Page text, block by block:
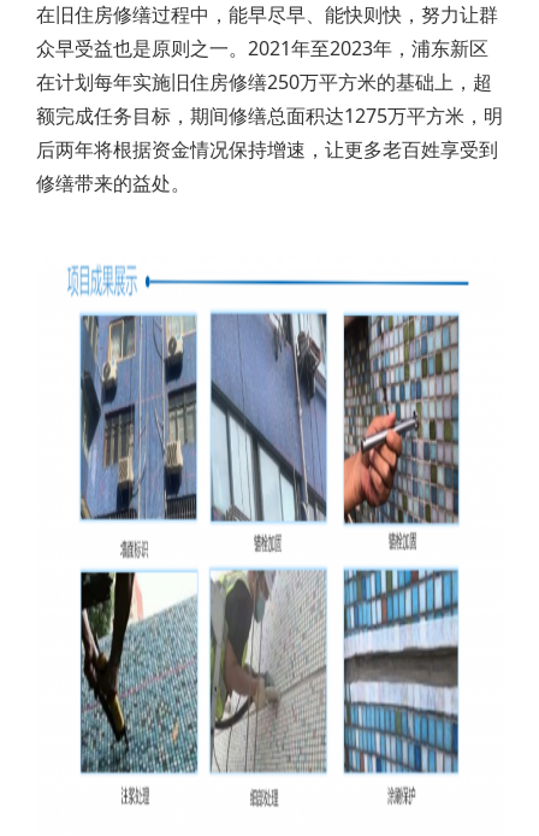
在旧住房修缮过程中，能早尽早、能快则快，努力让群
众早受益也是原则之一。2021年至2023年，浦东新区
在计划每年实施旧住房修缮250万平方米的基础上，超
额完成任务目标，期间修缮总面积达1275万平方米，明
后两年将根据资金情况保持增速，让更多老百姓享受到
修缮带来的益处。